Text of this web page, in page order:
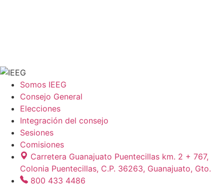
Somos IEEG
Consejo General
Elecciones
Integración del consejo
Sesiones
Comisiones
Carretera Guanajuato Puentecillas km. 2 + 767,
Colonia Puentecillas, C.P. 36263, Guanajuato, Gto.
800 433 4486